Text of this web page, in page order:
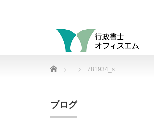
Home 781934_s
ブログ